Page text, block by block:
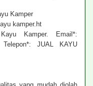
Kamper
kamper.ht
Kamper. Email*:
Telepon*: JUAL KAYU